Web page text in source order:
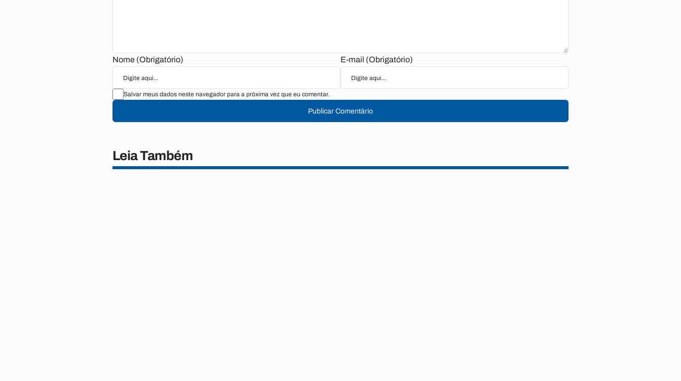
Nome (Obrigatório) E-mail (Obrigatório)
Salvar meus dados neste navegador para a próxima vez que eu comentar.
Publicar Comentário
Leia Também